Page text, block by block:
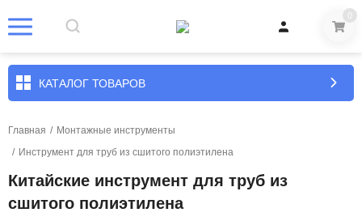
0
КАТАЛОГ ТОВАРОВ
Главная / Монтажные инструменты
/ Инструмент для труб из сшитого полиэтилена
Китайские инструмент для труб из
сшитого полиэтилена